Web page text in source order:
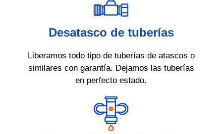
Desatasco de tuberías
Liberamos todo tipo de tuberías de atascos o
similares con garantía. Dejamos las tuberías
en perfecto estado.